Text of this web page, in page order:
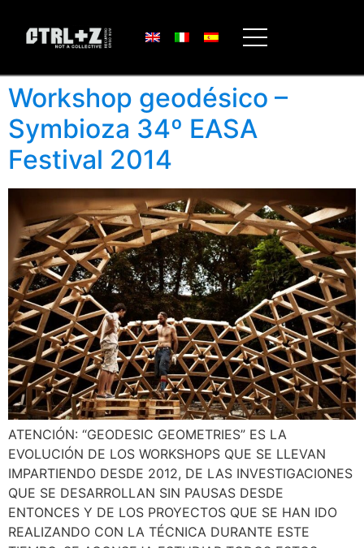
Workshop geodésico –
Symbioza 34º EASA
Festival 2014
ATENCIÓN: “GEODESIC GEOMETRIES” ES LA
EVOLUCIÓN DE LOS WORKSHOPS QUE SE LLEVAN
IMPARTIENDO DESDE 2012, DE LAS INVESTIGACIONES
QUE SE DESARROLLAN SIN PAUSAS DESDE
ENTONCES Y DE LOS PROYECTOS QUE SE HAN IDO
REALIZANDO CON LA TÉCNICA DURANTE ESTE